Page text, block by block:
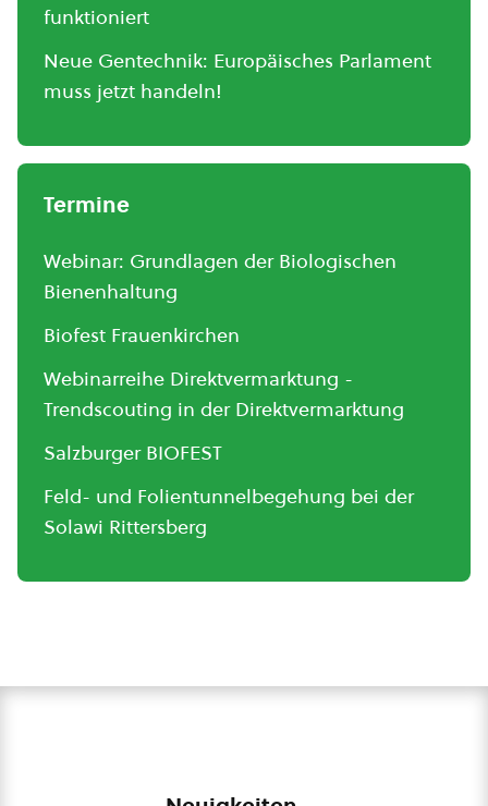
funktioniert
Neue Gentechnik: Europäisches Parlament
muss jetzt handeln!
Termine
Webinar: Grundlagen der Biologischen
Bienenhaltung
Biofest Frauenkirchen
Webinarreihe Direktvermarktung -
Trendscouting in der Direktvermarktung
Salzburger BIOFEST
Feld- und Folientunnelbegehung bei der
Solawi Rittersberg